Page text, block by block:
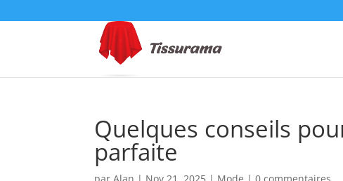
Quelques conseils
parfaite